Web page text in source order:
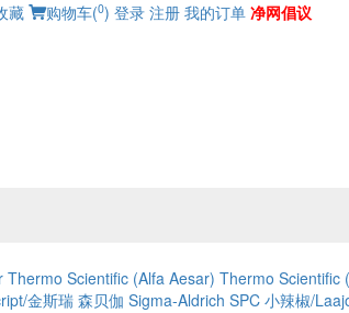
藏 购物车(0) 登录 注册 我的订单 净网倡议
Thermo Scientific (Alfa Aesar) Thermo Scientific
金斯瑞 森贝伽 Sigma-Aldrich SPC 小辣椒/